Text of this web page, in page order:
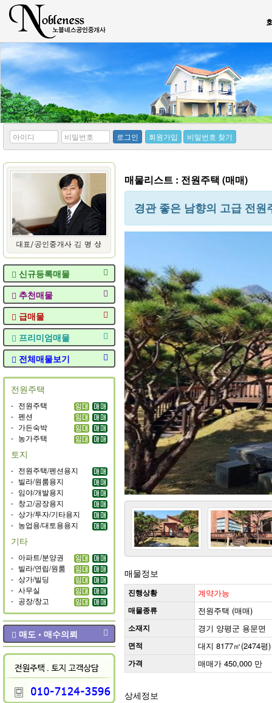
*
아
디
*
비
번
호
로그인 회원가입 비밀번호 찾기
신규등록매물
추천매물
급매물
프리미엄매물
전체매물보기
전원주택
- 전원주택
- 펜션
- 가든숙박
- 농가주택
토지
- 전원주택/펜션용지
- 빌라/원룸용지
- 임야/개발용지
- 창고/공장용지
- 상가/투자/기타용지
- 농업용/대토용용지
기타
- 아파트/분양권
- 빌라/연립/원룸
- 상가/빌딩
- 사무실
- 공장/창고
매도 • 매수의뢰
매물리스트 : 전원주택 (매매)
경관 좋은 남향의 고급 전원
매물정보
진행상황 계약가능
매물종류 전원주택 (매매)
소재지 경기 양평군 용문면
면적 대지 8177㎡(2474
가격 매매가 450,000 만
상세정보